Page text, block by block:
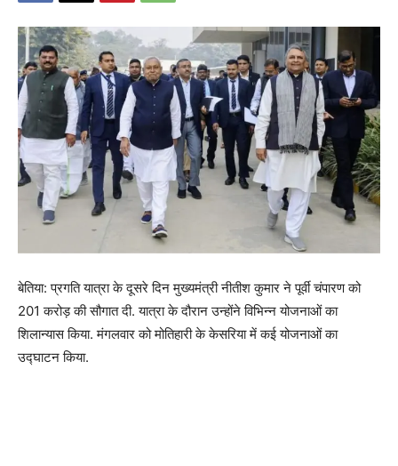
बेतिया: प्रगति यात्रा के दूसरे दिन मुख्यमंत्री नीतीश कुमार ने पूर्वी चंपारण को
201 करोड़ की सौगात दी. यात्रा के दौरान उन्होंने विभिन्न योजनाओं का
शिलान्यास किया. मंगलवार को मोतिहारी के केसरिया में कई योजनाओं का
उद्घाटन किया.